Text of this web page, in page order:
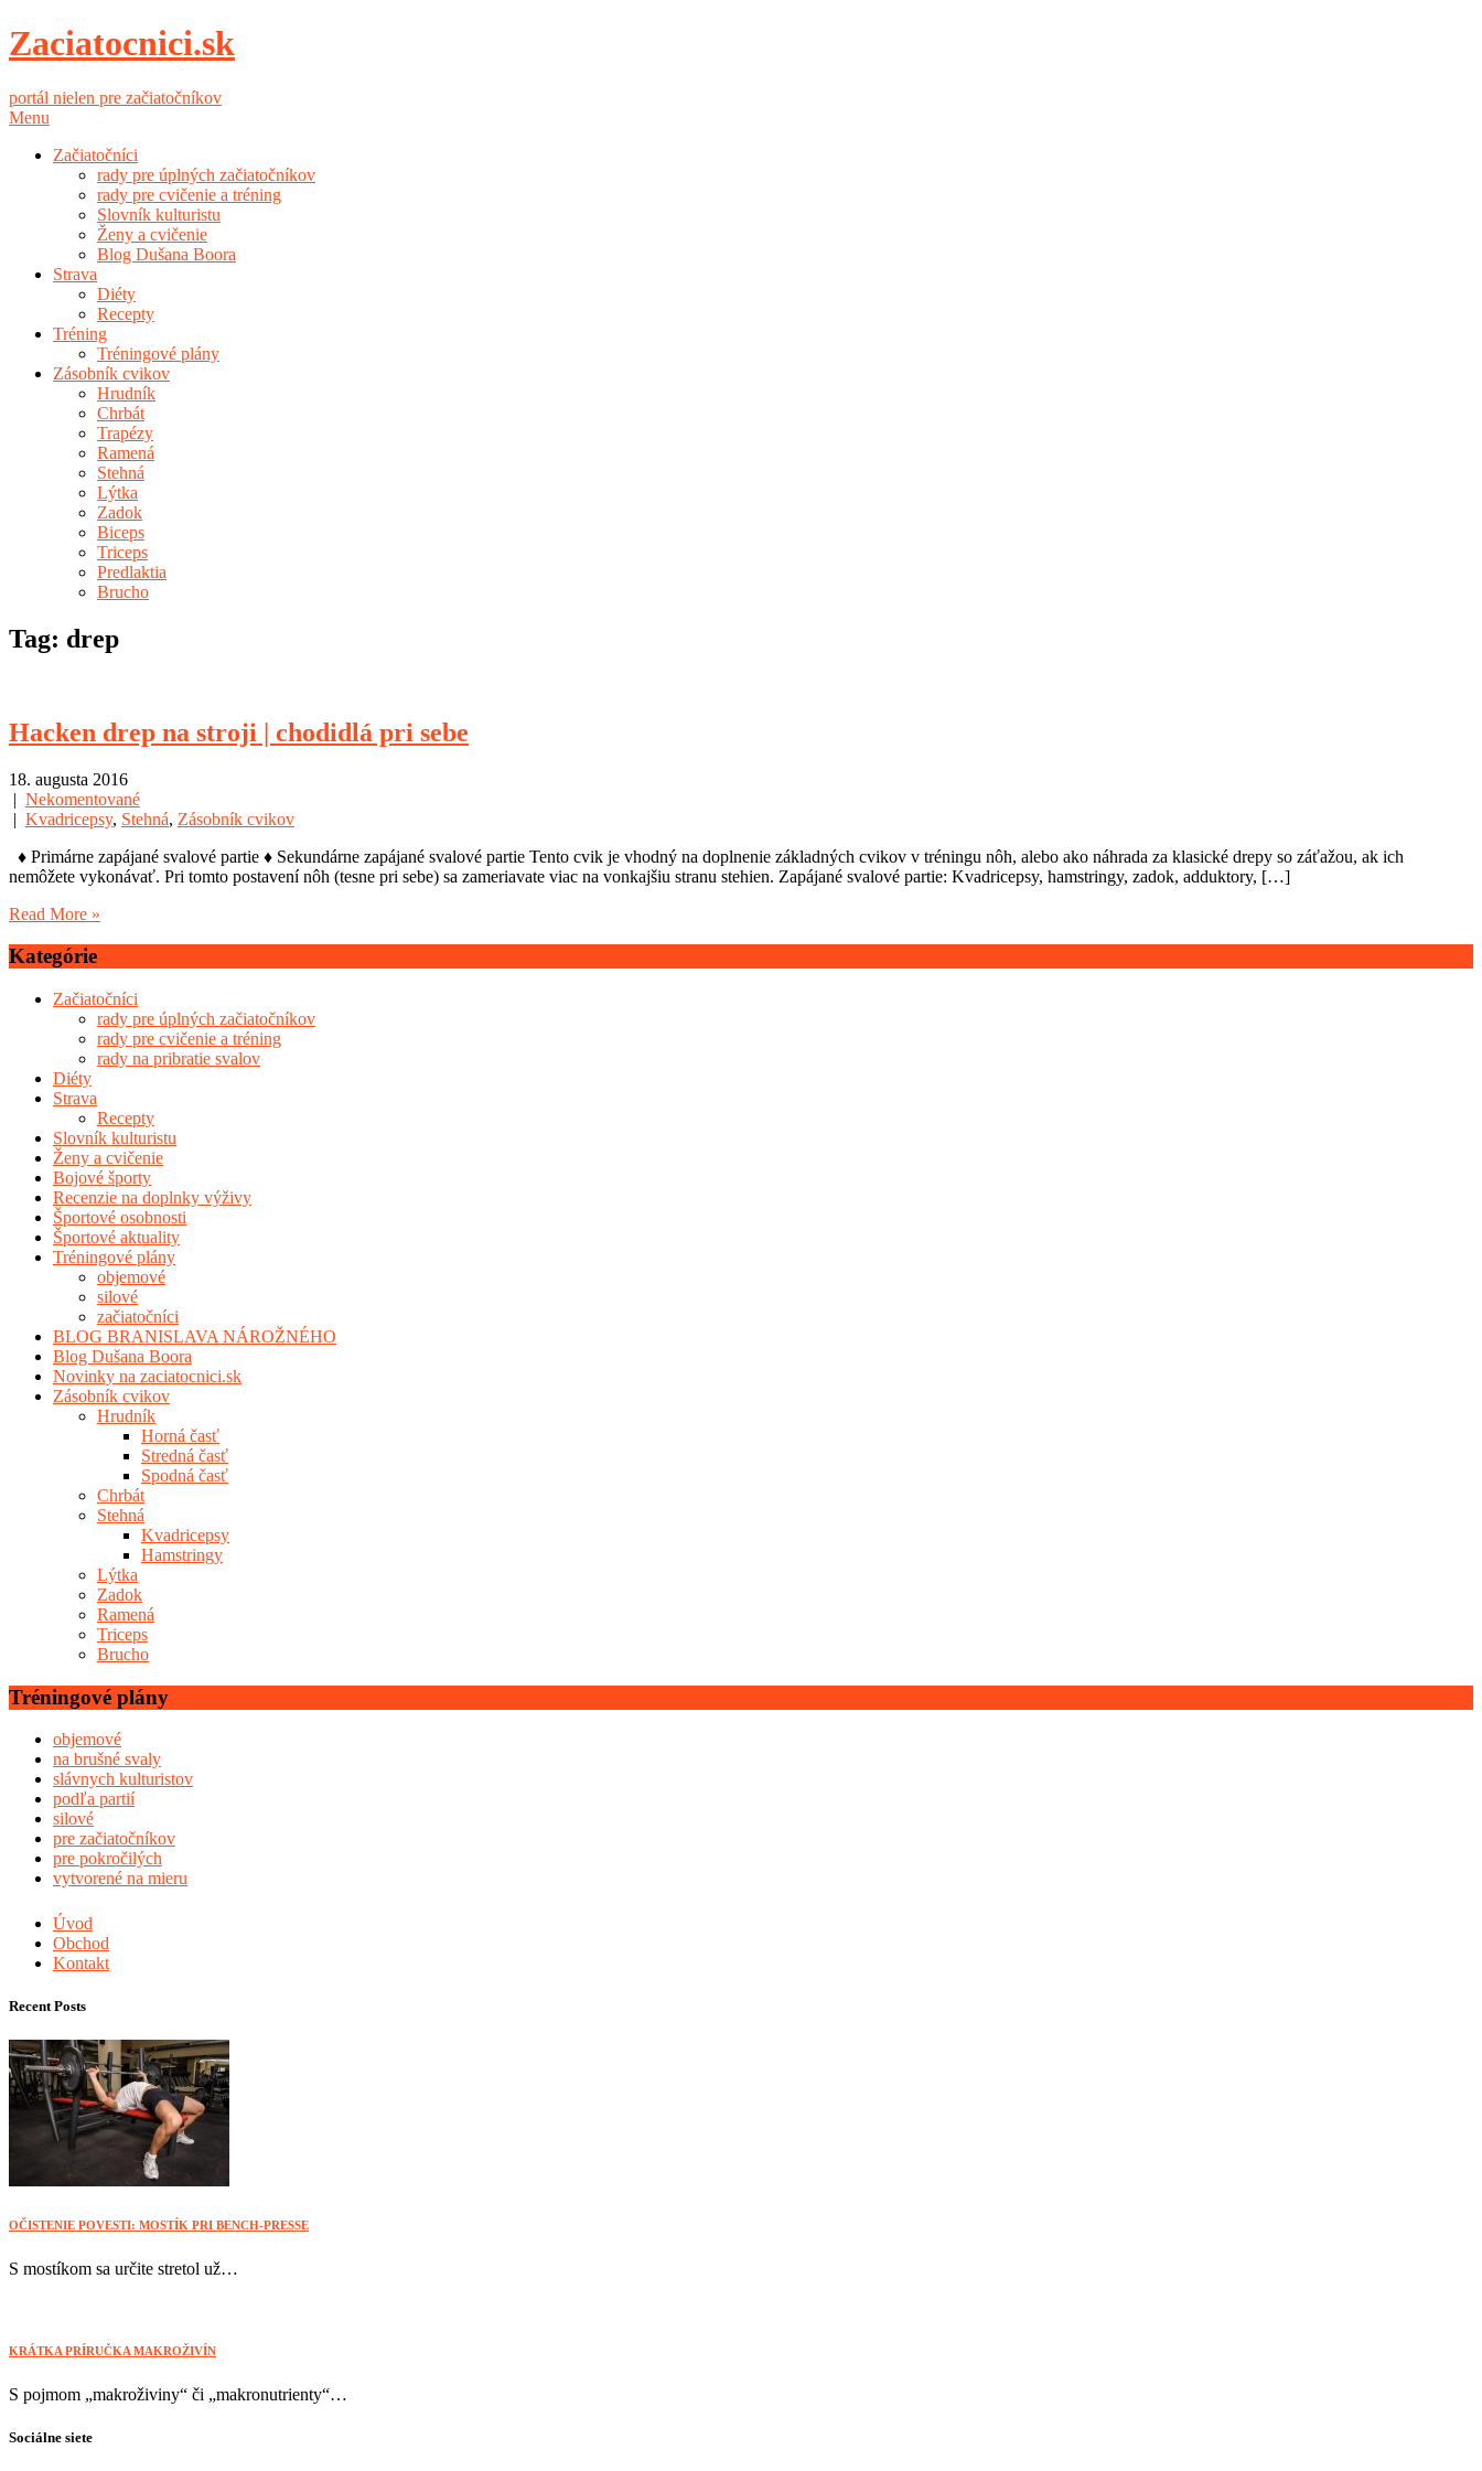
Zaciatocnici.sk
portál nielen pre začiatočníkov
Menu
Začiatočníci
rady pre úplných začiatočníkov
rady pre cvičenie a tréning
Slovník kulturistu
Ženy a cvičenie
Blog Dušana Boora
Strava
Diéty
Recepty
Tréning
Tréningové plány
Zásobník cvikov
Hrudník
Chrbát
Trapézy
Ramená
Stehná
Lýtka
Zadok
Biceps
Triceps
Predlaktia
Brucho
Tag: drep
Hacken drep na stroji | chodidlá pri sebe
18. augusta 2016
| Nekomentované
| Kvadricepsy, Stehná, Zásobník cvikov
♦ Primárne zapájané svalové partie ♦ Sekundárne zapájané svalové partie Tento cvik je vhodný na doplnenie základných cvikov v tréningu nôh, alebo ako náhrada za klasické drepy so záťažou, ak ich
nemôžete vykonávať. Pri tomto postavení nôh (tesne pri sebe) sa zameriavate viac na vonkajšiu stranu stehien. Zapájané svalové partie: Kvadricepsy, hamstringy, zadok, adduktory, […]
Read More »
Kategórie
Začiatočníci
rady pre úplných začiatočníkov
rady pre cvičenie a tréning
rady na pribratie svalov
Diéty
Strava
Recepty
Slovník kulturistu
Ženy a cvičenie
Bojové športy
Recenzie na doplnky výživy
Športové osobnosti
Športové aktuality
Tréningové plány
objemové
silové
začiatočníci
BLOG BRANISLAVA NÁROŽNÉHO
Blog Dušana Boora
Novinky na zaciatocnici.sk
Zásobník cvikov
Hrudník
Horná časť
Stredná časť
Spodná časť
Chrbát
Stehná
Kvadricepsy
Hamstringy
Lýtka
Zadok
Ramená
Triceps
Brucho
Tréningové plány
objemové
na brušné svaly
slávnych kulturistov
podľa partií
silové
pre začiatočníkov
pre pokročilých
vytvorené na mieru
Úvod
Obchod
Kontakt
Recent Posts
OČISTENIE POVESTI: MOSTÍK PRI BENCH-PRESSE
S mostíkom sa určite stretol už…
KRÁTKA PRÍRUČKA MAKROŽIVÍN
S pojmom „makroživiny“ či „makronutrienty“…
Sociálne siete